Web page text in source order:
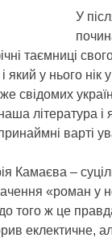
У
таємниці
який у нього
свідомих
література
варті
Камаєва –
«роман у
до того ж це
еклектичне,